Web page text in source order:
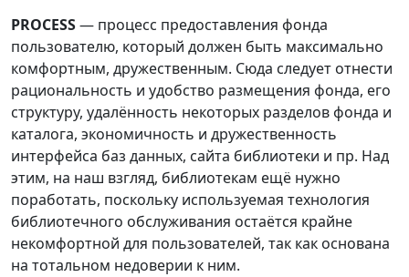
PROCESS— процесс предоставления фонда
пользователю, который должен быть максимально
комфортным, дружественным. Сюда следует отнести
рациональность и удобство размещения фонда, его
структуру, удалённость некоторых разделов фонда и
каталога, экономичность и дружественность
интерфейса баз данных, сайта библиотеки и пр. Над
этим, на наш взгляд, библиотекам ещё нужно
поработать, поскольку используемая технология
библиотечного обслуживания остаётся крайне
некомфортной для пользователей, так как основана
на тотальном недоверии к ним.